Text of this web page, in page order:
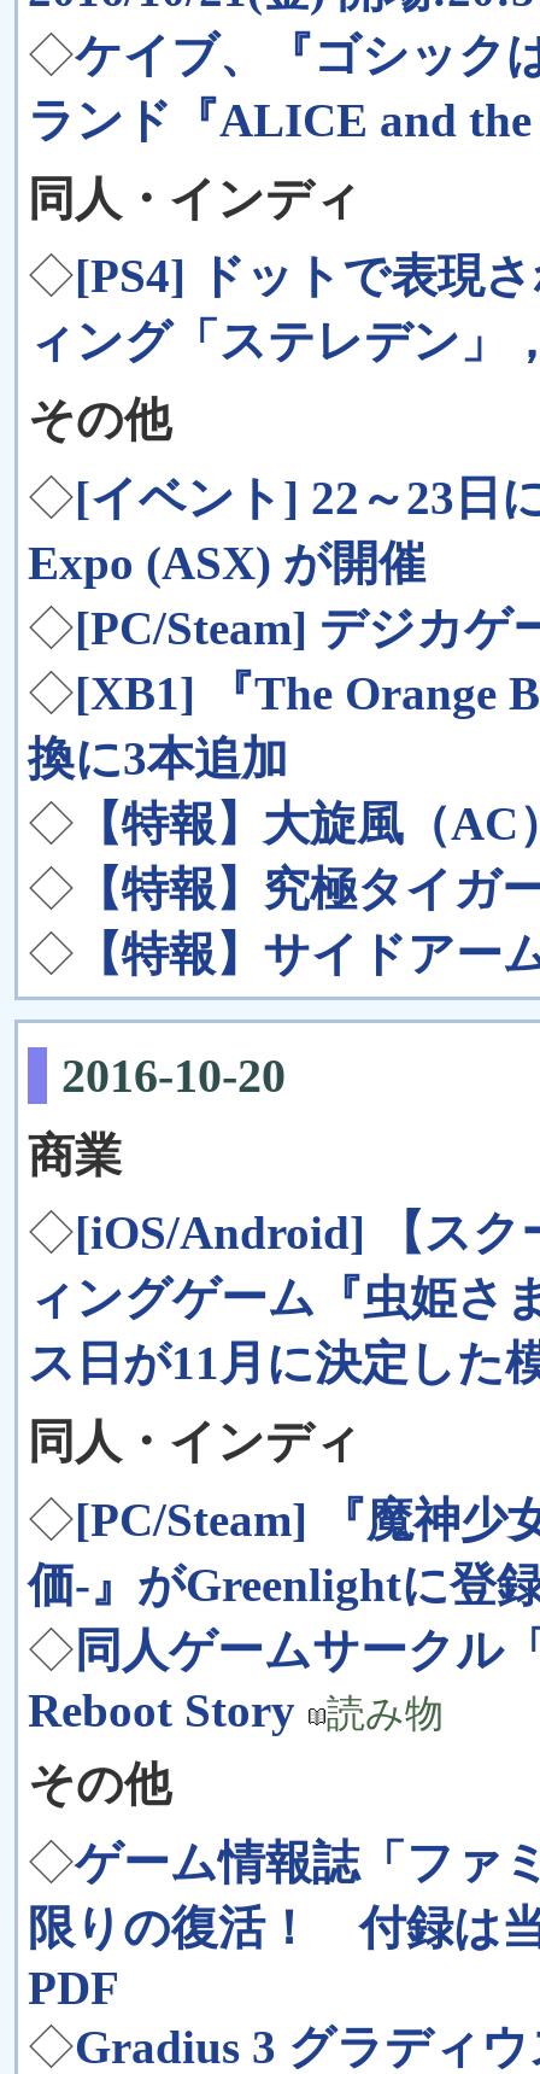
◇ケイブ、『ゴシック
ランド『ALICE and
同人・インディ
◇[PS4] ドットで表現
ィング「ステレデン」
その他
◇[イベント] 22～23日
Expo (ASX) が開催
◇[PC/Steam] デジカゲ
◇[XB1] 『The Orange
換に3本追加
◇ 【特報】大旋風（
◇ 【特報】究極タイガ
◇ 【特報】サイドアー
2016-10-20
商業
◇[iOS/Android] 【スク
ィングゲーム『虫姫さ
ス日が11月に決定した
同人・インディ
◇[PC/Steam] 『魔神少
価-』がGreenlightに登
◇ 同人ゲームサークル
Reboot Story
読み物
その他
◇ゲーム情報誌「ファ
限りの復活！ 付録は
PDF
◇Gradius 3 グラディ